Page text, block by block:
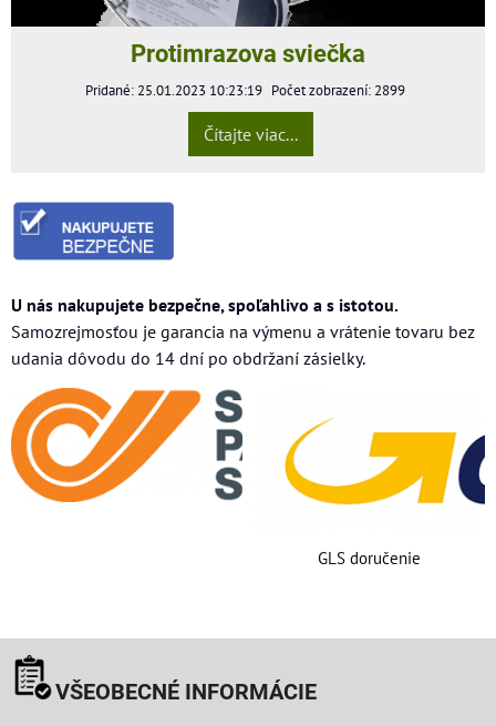
Protimrazova sviečka
Pridané: 25.01.2023 10:23:19 Počet zobrazení: 2899
Čítajte viac...
U nás nakupujete bezpečne, spoľahlivo a s istotou.
Samozrejmosťou je garancia na výmenu a vrátenie tovaru bez
udania dôvodu do 14 dní po obdržaní zásielky.
GLS doručenie
VŠEOBECNÉ INFORMÁCIE